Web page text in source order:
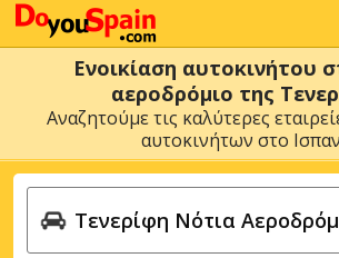
Ενοικίαση αυτοκινήτου
αεροδρόμιο της
Αναζητούμε τις καλύτερες
αυτοκινήτων στο